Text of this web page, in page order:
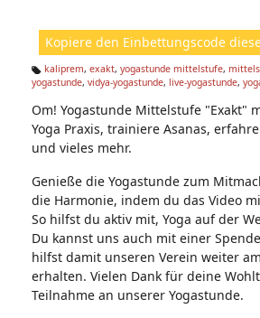
Kopiere den Einbettungscode
Ta
s:
kaliprem, exakt, yogastunde mittelstufe,
yogastunde, vidya-yogastunde, live-yogastunde,
Om! Yogastunde Mittelstufe "Exakt"
Yoga Praxis, trainiere Asanas,
und vieles mehr.
Genieße die Yogastunde zum
die Harmonie, indem du das Video
So hilfst du aktiv mit, Yoga auf der
Du kannst uns auch mit einer
hilfst damit unseren Verein weiter
erhalten. Vielen Dank für deine
Teilnahme an unserer Yogastunde.